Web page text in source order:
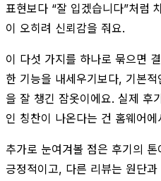
표현보다 “잘 입겠습니다”처럼
이 오히려 신뢰감을 줘요.
이 다섯 가지를 하나로 묶으면
한 기능을 내세우기보다, 기본
을 잘 챙긴 잠옷이에요. 실제 후
인 칭찬이 나온다는 건 홈웨어
추가로 눈여겨볼 점은 후기의
긍정적이고, 다른 리뷰는 원단